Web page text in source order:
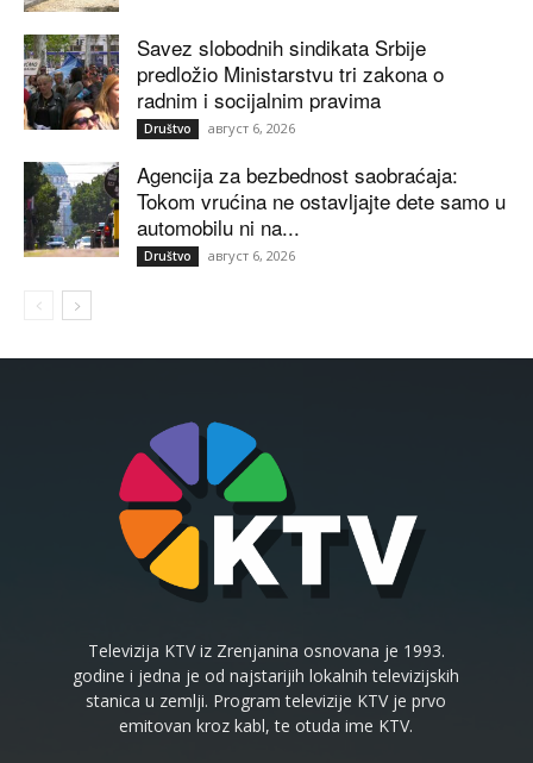
Savez slobodnih sindikata Srbije
predložio Ministarstvu tri zakona o
radnim i socijalnim pravima
Društvo август 6, 2026
Agencija za bezbednost saobraćaja:
Tokom vrućina ne ostavljajte dete samo u
automobilu ni na...
Društvo август 6, 2026
Televizija KTV iz Zrenjanina osnovana je 1993.
godine i jedna je od najstarijih lokalnih televizijskih
stanica u zemlji. Program televizije KTV je prvo
emitovan kroz kabl, te otuda ime KTV.